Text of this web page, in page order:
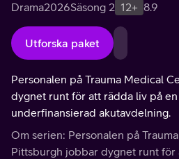
Drama2026Säsong 2 12+ 8.9
Utforska paket
Personalen på Trauma Medical
dygnet runt för att rädda liv på
underfinansierad akutavdelning.
Om serien: Personalen på
Pittsburgh jobbar dygnet runt för